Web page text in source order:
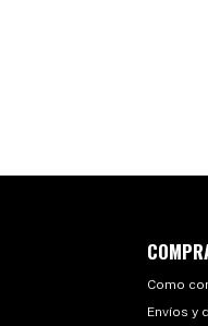
Como
Envíos y